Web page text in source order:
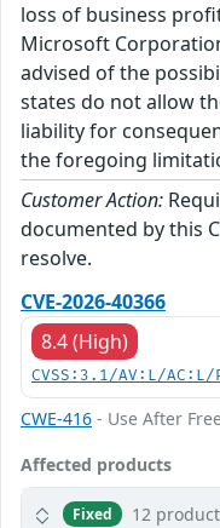
loss of business
Microsoft
advised of the
states do not allow
liability for
the foregoing
Customer Action:
documented by this
resolve.
CVE-2026-40366
8.4 (High)
CVSS:3.1/AV:L/
CWE-416 - Use After
Affected products
Fixed 12